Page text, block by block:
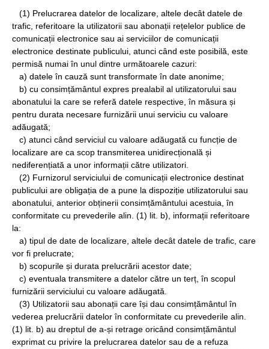
(1) Prelucrarea datelor de localizare, altele decât datele de
trafic, referitoare la utilizatorii sau abonații rețelelor publice de
comunicații electronice sau ai serviciilor de comunicații
electronice destinate publicului, atunci când este posibilă, este
permisă numai în unul dintre următoarele cazuri:
a) datele în cauză sunt transformate în date anonime;
b) cu consimțământul expres prealabil al utilizatorului sau
abonatului la care se referă datele respective, în măsura și
pentru durata necesare furnizării unui serviciu cu valoare
adăugată;
c) atunci când serviciul cu valoare adăugată cu funcție de
localizare are ca scop transmiterea unidirecțională și
nediferențiată a unor informații către utilizatori.
(2) Furnizorul serviciului de comunicații electronice destinat
publicului are obligația de a pune la dispoziție utilizatorului sau
abonatului, anterior obținerii consimțământului acestuia, în
conformitate cu prevederile alin. (1) lit. b), informații referitoare
la:
a) tipul de date de localizare, altele decât datele de trafic, care
vor fi prelucrate;
b) scopurile și durata prelucrării acestor date;
c) eventuala transmitere a datelor către un terț, în scopul
furnizării serviciului cu valoare adăugată.
(3) Utilizatorii sau abonații care își dau consimțământul în
vederea prelucrării datelor în conformitate cu prevederile alin.
(1) lit. b) au dreptul de a-și retrage oricând consimțământul
exprimat cu privire la prelucrarea datelor sau de a refuza